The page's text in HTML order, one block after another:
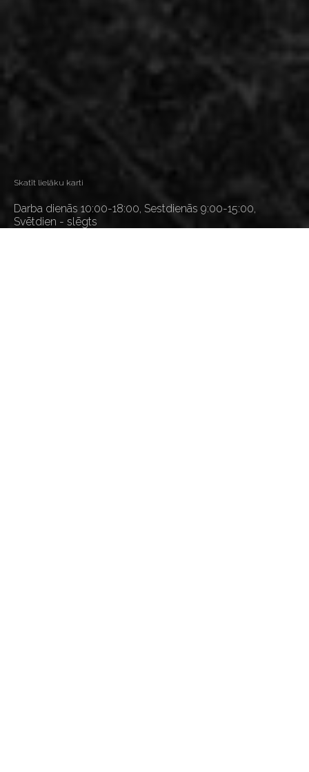
Skatīt lielāku karti
Darba dienās 10:00-18:00, Sestdienās 9:00-15:00,
Svētdien - slēgts